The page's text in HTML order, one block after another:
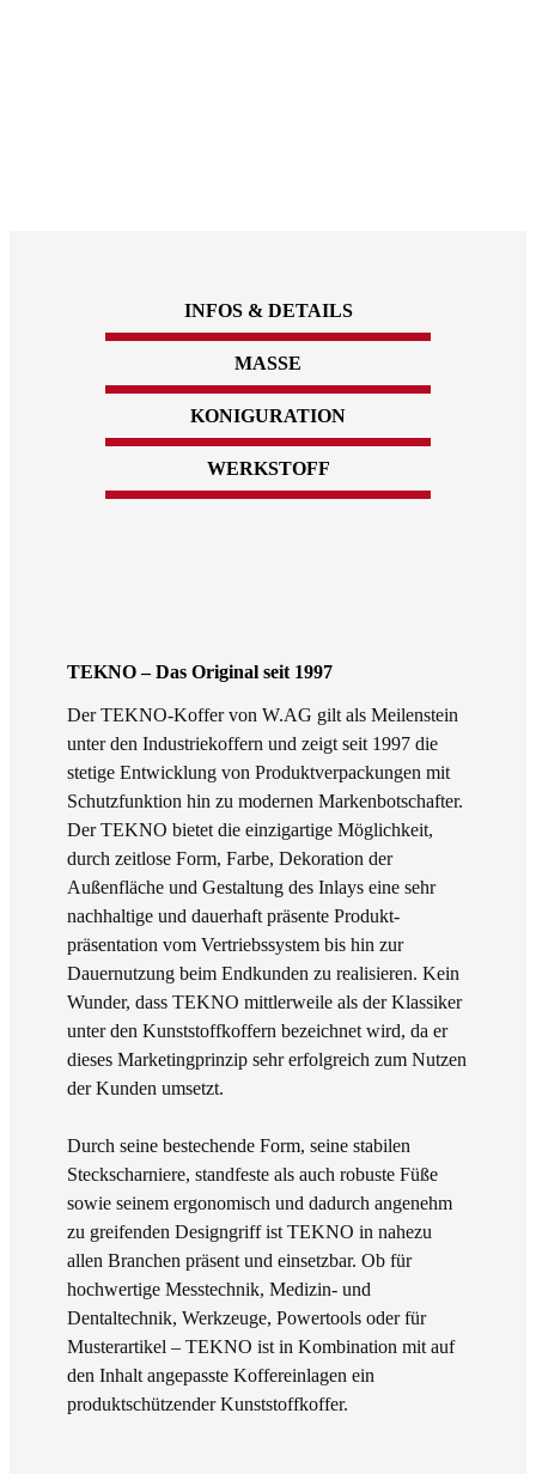
INFOS & DETAILS
MASSE
KONIGURATION
WERKSTOFF
TEKNO – Das Original seit 1997
Der TEKNO-Koffer von W.AG gilt als Meilenstein
unter den Industriekoffern und zeigt seit 1997 die
stetige Entwicklung von Produktverpackungen mit
Schutzfunktion hin zu modernen Markenbotschafter.
Der TEKNO bietet die einzigartige Möglichkeit,
durch zeitlose Form, Farbe, Dekoration der
Außenfläche und Gestaltung des Inlays eine sehr
nachhaltige und dauerhaft präsente Produkt-
präsentation vom Vertriebssystem bis hin zur
Dauernutzung beim Endkunden zu realisieren. Kein
Wunder, dass TEKNO mittlerweile als der Klassiker
unter den Kunststoffkoffern bezeichnet wird, da er
dieses Marketingprinzip sehr erfolgreich zum Nutzen
der Kunden umsetzt.
Durch seine bestechende Form, seine stabilen
Steckscharniere, standfeste als auch robuste Füße
sowie seinem ergonomisch und dadurch angenehm
zu greifenden Designgriff ist TEKNO in nahezu
allen Branchen präsent und einsetzbar. Ob für
hochwertige Messtechnik, Medizin- und
Dentaltechnik, Werkzeuge, Powertools oder für
Musterartikel – TEKNO ist in Kombination mit auf
den Inhalt angepasste Koffereinlagen ein
produktschützender Kunststoffkoffer.